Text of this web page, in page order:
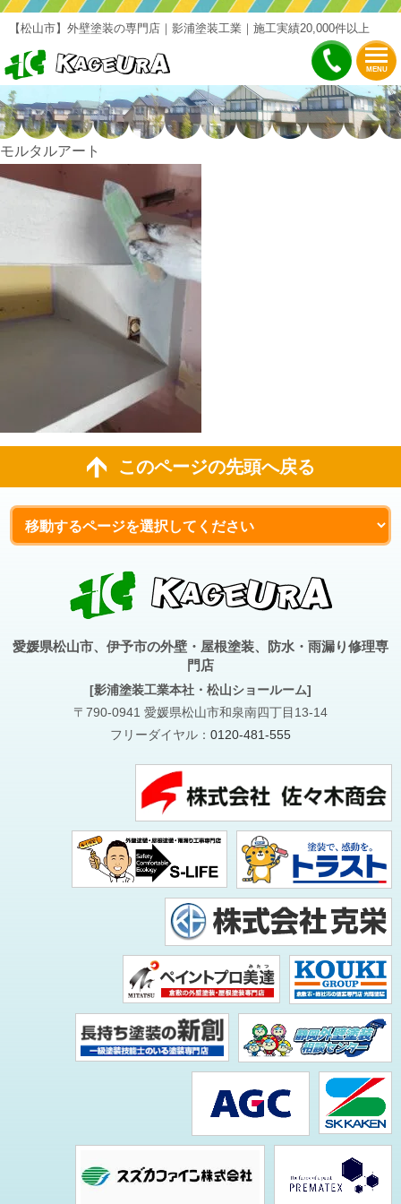
MENU
【松山市】外壁塗装の専門店｜影浦塗装工業｜施工実績20,000件以上
モルタルアート
このページの先頭へ戻る
愛媛県松山市、伊予市の外壁・屋根塗装、防水・雨漏り修理専
門店
[影浦塗装工業本社・松山ショールーム]
〒790-0941 愛媛県松山市和泉南四丁目13-14
フリーダイヤル： 0120-481-555